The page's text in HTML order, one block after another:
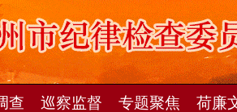
查 巡察监督 专题聚焦 荷廉